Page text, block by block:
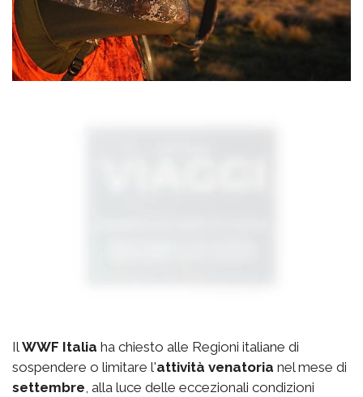
IlWWF Italia ha chiesto alle Regioni italiane di
sospendere o limitare l'attività venatoria nel mese di
settembre, alla luce delle eccezionali condizioni